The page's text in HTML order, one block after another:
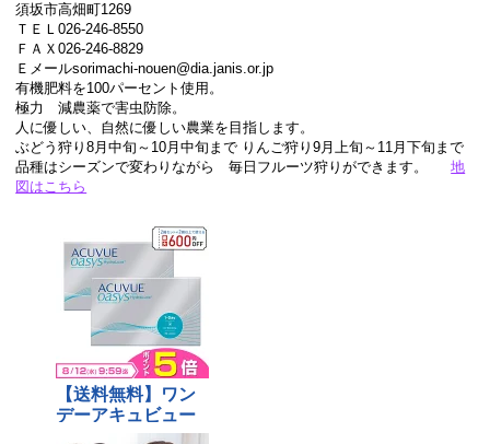
須坂市高畑町1269
ＴＥＬ026-246-8550
ＦＡＸ026-246-8829
Ｅメールsorimachi-nouen@dia.janis.or.jp
有機肥料を100パーセント使用。
極力 減農薬で害虫防除。
人に優しい、自然に優しい農業を目指します。
ぶどう狩り8月中旬～10月中旬まで りんご狩り9月上旬～11月下旬まで
品種はシーズンで変わりながら 毎日フルーツ狩りができます。地
図はこちら